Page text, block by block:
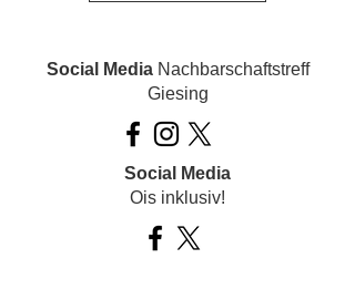
Social MediaNachbarschaftstreff
Giesing
Social Media
Ois inklusiv!